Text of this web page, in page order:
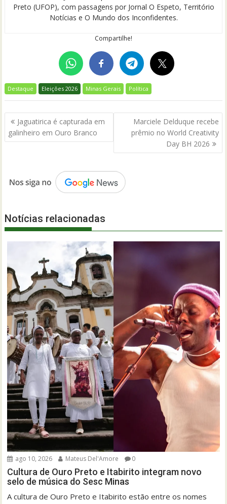
Preto (UFOP), com passagens por Jornal O Espeto, Território
Notícias e O Mundo dos Inconfidentes.
Compartilhe!
Destaque Eleições 2026 Minas Gerais Política
Navegação
de
Post
Jaguatirica é capturada em
galinheiro em Ouro Branco
Marciele Delduque recebe
prêmio no World Creativity
Day BH 2026
Notícias relacionadas
ago 10, 2026 Mateus Del'Amore 0
Cultura de Ouro Preto e Itabirito integram novo
selo de música do Sesc Minas
A cultura de Ouro Preto e Itabirito estão entre os nomes